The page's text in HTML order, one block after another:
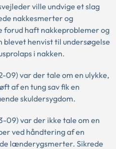
ville undvige et slag
nakkesmerter og
forud haft nakkeproblemer og
henvist til undersøgelse
i nakken.
09) var der tale om en ulykke,
af en tung sav fik en
skuldersygdom.
09) var der ikke tale om en
ved håndtering af en
lænderygsmerter. Sikrede